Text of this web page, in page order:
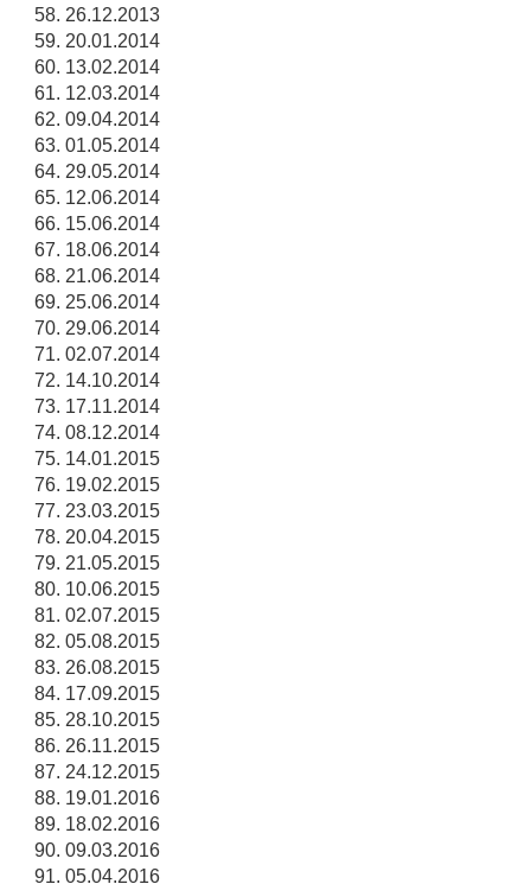
26.12.2013
20.01.2014
13.02.2014
12.03.2014
09.04.2014
01.05.2014
29.05.2014
12.06.2014
15.06.2014
18.06.2014
21.06.2014
25.06.2014
29.06.2014
02.07.2014
14.10.2014
17.11.2014
08.12.2014
14.01.2015
19.02.2015
23.03.2015
20.04.2015
21.05.2015
10.06.2015
02.07.2015
05.08.2015
26.08.2015
17.09.2015
28.10.2015
26.11.2015
24.12.2015
19.01.2016
18.02.2016
09.03.2016
05.04.2016